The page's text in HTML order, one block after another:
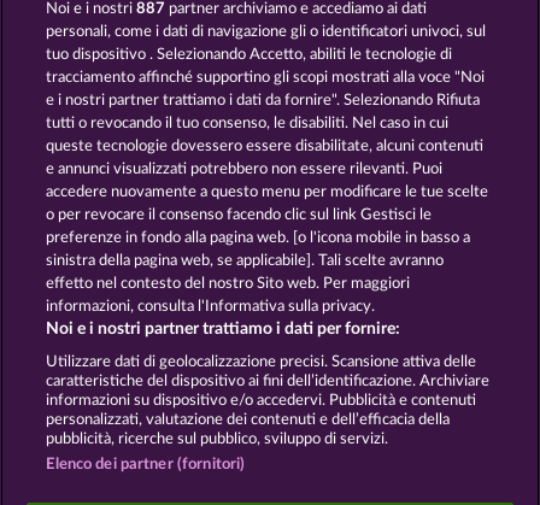
SNEGUROCHKA BEER PARTY
Termini e condizioni
Informativa sulla privacy Note legali
Società FAQ Glossario
Programma di affiliazione Facebook
Invia richiesta di recesso
Noi e i nostri887 partner archiviamo e accediamo ai dati
personali, come i dati di navigazione gli o identificatori univoci, sul
tuo dispositivo . Selezionando Accetto, abiliti le tecnologie di
tracciamento affinché supportino gli scopi mostrati alla voce "Noi
e i nostri partner trattiamo i dati da fornire". Selezionando Rifiuta
tutti o revocando il tuo consenso, le disabiliti. Nel caso in cui
queste tecnologie dovessero essere disabilitate, alcuni contenuti
e annunci visualizzati potrebbero non essere rilevanti. Puoi
accedere nuovamente a questo menu per modificare le tue scelte
o per revocare il consenso facendo clic sul link Gestisci le
preferenze in fondo alla pagina web. [o l'icona mobile in basso a
sinistra della pagina web, se applicabile]. Tali scelte avranno
effetto nel contesto del nostro Sito web. Per maggiori
informazioni, consulta l'Informativa sulla privacy.
Noi e i nostri partner trattiamo i dati per fornire:
Utilizzare dati di geolocalizzazione precisi. Scansione attiva delle
caratteristiche del dispositivo ai fini dell’identificazione. Archiviare
informazioni su dispositivo e/o accedervi. Pubblicità e contenuti
personalizzati, valutazione dei contenuti e dell’efficacia della
pubblicità, ricerche sul pubblico, sviluppo di servizi.
Elenco dei partner (fornitori)